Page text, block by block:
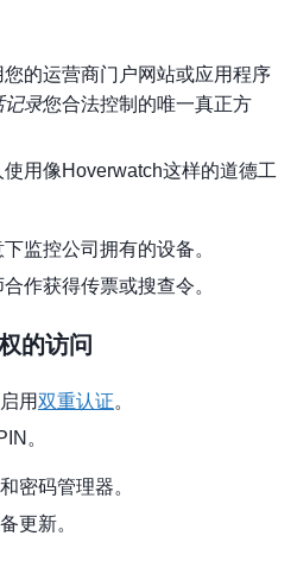
您的运营商门户网站或应用程序
记录您合法控制的唯一真正方
使用像Hoverwatch这样的道德工
监控公司拥有的设备。
作获得传票或搜查令。
的访问
用双重认证。
。
密码管理器。
更新。